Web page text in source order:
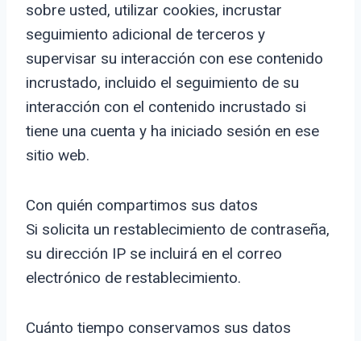
sobre usted, utilizar cookies, incrustar
seguimiento adicional de terceros y
supervisar su interacción con ese contenido
incrustado, incluido el seguimiento de su
interacción con el contenido incrustado si
tiene una cuenta y ha iniciado sesión en ese
sitio web.
Con quién compartimos sus datos
Si solicita un restablecimiento de contraseña,
su dirección IP se incluirá en el correo
electrónico de restablecimiento.
Cuánto tiempo conservamos sus datos